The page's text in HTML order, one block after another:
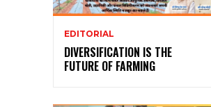
EDITORIAL
DIVERSIFICATION IS THE
FUTURE OF FARMING